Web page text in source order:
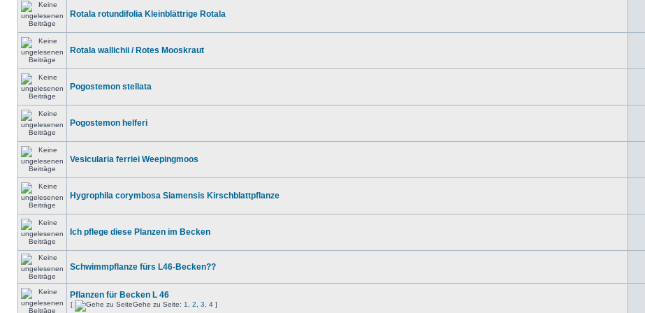
Rotala rotundifolia Kleinblättrige Rotala
Rotala wallichii / Rotes Mooskraut
Pogostemon stellata
Pogostemon helferi
Vesicularia ferriei Weepingmoos
Hygrophila corymbosa Siamensis Kirschblattpflanze
Ich pflege diese Planzen im Becken
Schwimmpflanze fürs L46-Becken??
Pflanzen für Becken L 46
[ Gehe zu Seite: 1 2 3 4 ]